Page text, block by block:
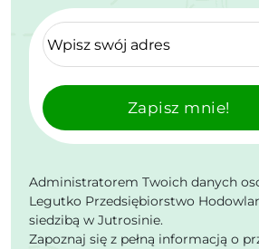
Zapisz mnie!
Administratorem Twoich danych
Legutko Przedsiębiorstwo
siedzibą w Jutrosinie.
Zapoznaj się z pełną informacją o